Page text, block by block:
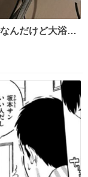
んだけど大浴場
粋な計らいあり